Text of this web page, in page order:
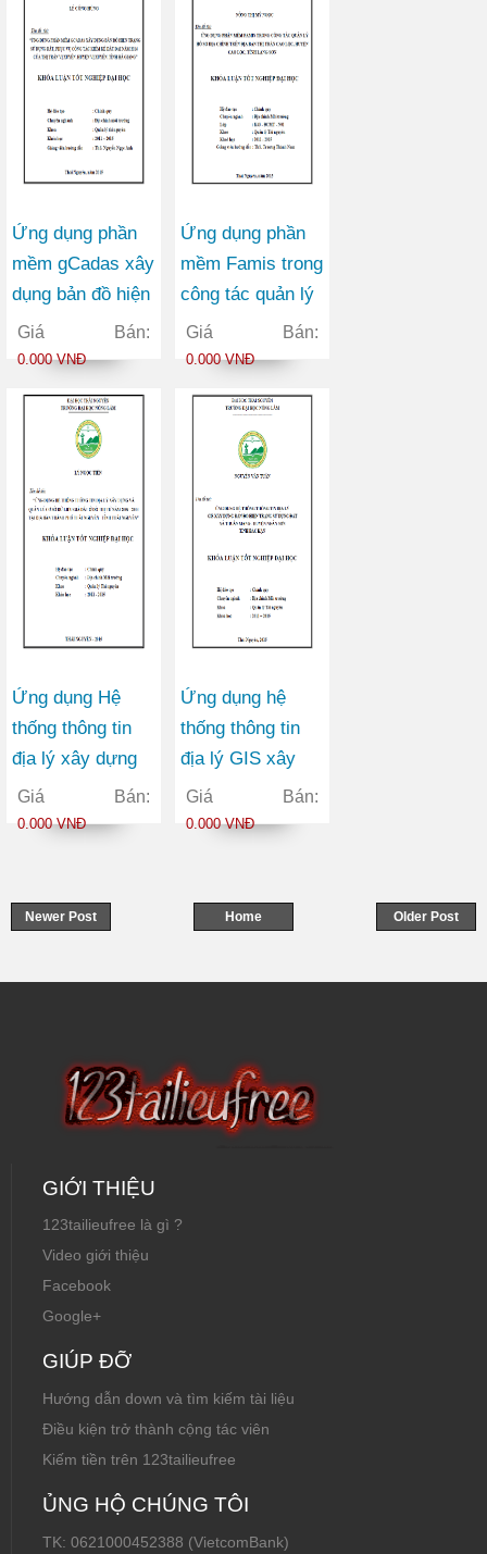
Quang huyện Vị
Xuyên tỉnh Hà
Giang
Ứng dụng phần
mềm gCadas xây
dụng bản đồ hiện
trạng sử dụng
đất, phục vụ
đất đai năm 2014
của thị trấn Vị
Xuyên huyện Vị
Xuyên tỉnh Hà
Giang
Giá Bán:
0.000 VNĐ
Ứng dụng phần
mềm Famis trong
công tác quản lý
hồ sơ địa chính
trên địa bàn thị
huyện Cao Lộc
tỉnh Lạng Sơn
Giá Bán:
0.000 VNĐ
Ứng dụng Hệ
thống thông tin
địa lý xây dựng
và quản lý cơ sở
dữ liệu giá đất ở
địa bàn Thành
Giá Bán:
0.000 VNĐ
Ứng dụng hệ
thống thông tin
địa lý GIS xây
dựng bản đồ hiện
trạng sử dụng đất
tỉnh Bắc Kạn
Giá Bán:
0.000 VNĐ
Newer Post Older Post
Home
GIỚI THIỆU
123tailieufree là gì ?
Video giới thiệu
Facebook
Google+
GIÚP ĐỠ
Hướng dẫn down và tìm kiếm tài liệu
Điều kiện trở thành cộng tác viên
Kiếm tiền trên 123tailieufree
ỦNG HỘ CHÚNG TÔI
TK: 0621000452388 (VietcomBank)